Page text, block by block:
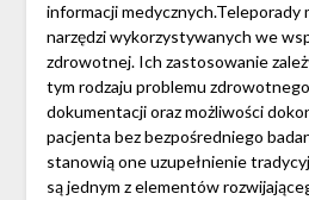
informacji medycznych.Teleporady
narzędzi wykorzystywanych we
zdrowotnej. Ich zastosowanie
tym rodzaju problemu
dokumentacji oraz możliwości
pacjenta bez bezpośredniego
stanowią one uzupełnienie
są jednym z elementów